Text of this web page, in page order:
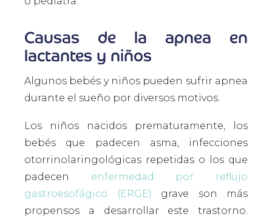
Causas de la apnea en
lactantes y niños
Algunos bebés y niños pueden sufrir apnea
durante el sueño por diversos motivos.
Los niños nacidos prematuramente, los
bebés que padecen asma, infecciones
otorrinolaringológicas repetidas o los que
padecen enfermedad por reflujo
gastroesofágico (ERGE) grave son más
propensos a desarrollar este trastorno.